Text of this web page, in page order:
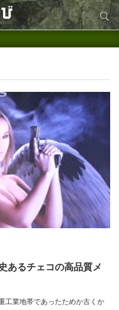
検索
あるチェコの高品質メ
工業地帯であったためか古くか
ト内検索